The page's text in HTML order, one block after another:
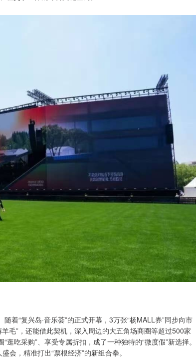
着“复兴岛·音乐荟”的正式开幕，3万张“杨MALL券”同步向市
毛”，还能借此契机，深入周边的大五角场商圈等超过500家
吃采购”、享受专属折扣，成了一种独特的“微度假”新选择。
会，精准打出“票根经济”的新组合拳。